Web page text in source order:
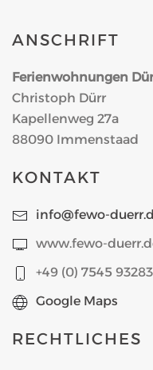
ANSCHRIFT
Ferienwohnungen
Christoph Dürr
Kapellenweg 27a
88090 Immenstaad
KONTAKT
info@fewo-
www.fewo-
+49 (0) 7545
Google Maps
RECHTLICHES